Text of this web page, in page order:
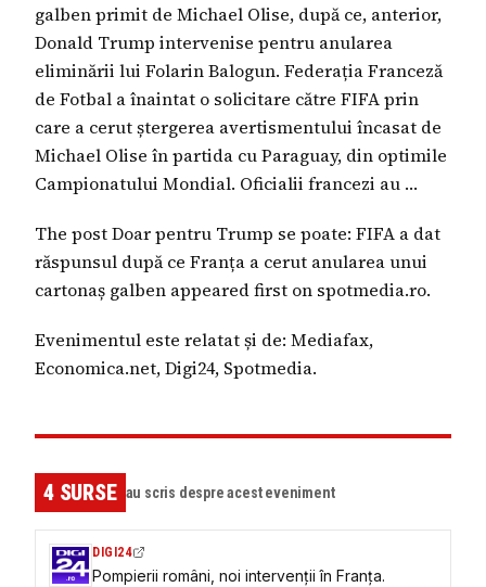
galben primit de Michael Olise, după ce, anterior,
Donald Trump intervenise pentru anularea
eliminării lui Folarin Balogun. Federația Franceză
de Fotbal a înaintat o solicitare către FIFA prin
care a cerut ștergerea avertismentului încasat de
Michael Olise în partida cu Paraguay, din optimile
Campionatului Mondial. Oficialii francezi au …
The post Doar pentru Trump se poate: FIFA a dat
răspunsul după ce Franța a cerut anularea unui
cartonaș galben appeared first on spotmedia.ro.
Evenimentul este relatat și de: Mediafax,
Economica.net, Digi24, Spotmedia.
4SURSE au scris despre acest eveniment
DIGI24
Pompierii români, noi intervenții în Franța.